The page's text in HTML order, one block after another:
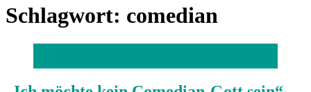
Schlagwort: comedian